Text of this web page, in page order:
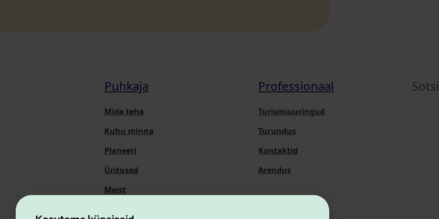
Puhkaja
Mida teha
Kuhu minna
Planeeri
Üritused
Meist
Professionaal
Turismiuuringud
Turundus
Kontaktid
Arendus